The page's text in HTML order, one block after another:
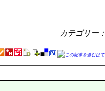
カテゴリー：